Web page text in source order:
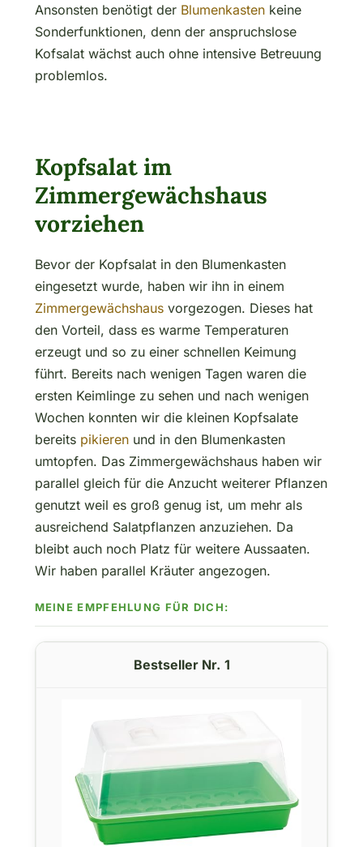
Ansonsten benötigt der Blumenkastenkeine
Sonderfunktionen, denn der anspruchslose
Kofsalat wächst auch ohne intensive Betreuung
problemlos.
Kopfsalat im
Zimmergewächshaus
vorziehen
Bevor der Kopfsalat in den Blumenkasten
eingesetzt wurde, haben wir ihn in einem
Zimmergewächshausvorgezogen. Dieses hat
den Vorteil, dass es warme Temperaturen
erzeugt und so zu einer schnellen Keimung
führt. Bereits nach wenigen Tagen waren die
ersten Keimlinge zu sehen und nach wenigen
Wochen konnten wir die kleinen Kopfsalate
bereits pikierenund in den Blumenkasten
umtopfen. Das Zimmergewächshaus haben wir
parallel gleich für die Anzucht weiterer Pflanzen
genutzt weil es groß genug ist, um mehr als
ausreichend Salatpflanzen anzuziehen. Da
bleibt auch noch Platz für weitere Aussaaten.
Wir haben parallel Kräuter angezogen.
1